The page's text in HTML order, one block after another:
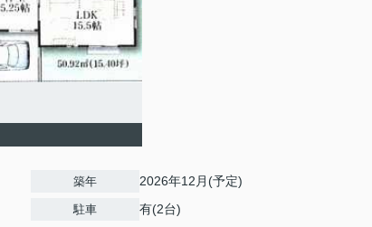
築年 2026年12月(予定)
駐車 有(2台)